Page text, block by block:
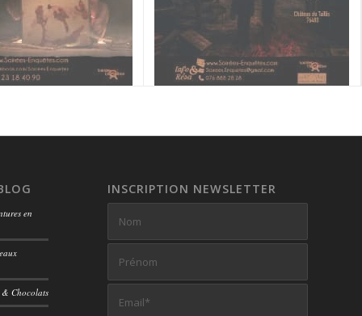
en
& Chocolats
INSCRIPTION NEWSLETTER